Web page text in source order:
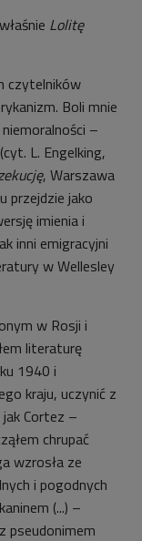
Lolitę
czytelników
Boli mnie
–
L. Engelking,
, Warszawa
przejdzie jako
imienia i
inni emigracyjni
w Wellesley
w Rosji i
literaturę
1940 i
kraju, uczynić z
jak Cortez –
chrupać
wzrosła ze
i pogodnych
(...) –
pseudonimem